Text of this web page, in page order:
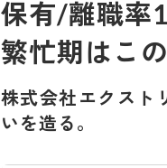
保有/離職率
繁忙期はこ
株式会社エクスト
いを造る。